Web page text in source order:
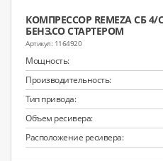
КОМПРЕССОР REMEZA СБ 4/
БЕНЗ.СО СТАРТЕРОМ
1164920
Мощность:
Производительность:
Тип привода:
Объем ресивера:
Расположение ресивера: